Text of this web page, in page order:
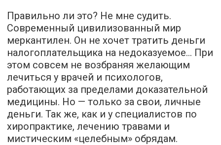
Правильно ли это? Не мне судить.
Современный цивилизованный мир
меркантилен. Он не хочет тратить деньги
налогоплательщика на недоказуемое… При
этом совсем не возбраняя желающим
лечиться у врачей и психологов,
работающих за пределами доказательной
медицины. Но — только за свои, личные
деньги. Так же, как и у специалистов по
хиропрактике, лечению травами и
мистическим «целебным» обрядам.